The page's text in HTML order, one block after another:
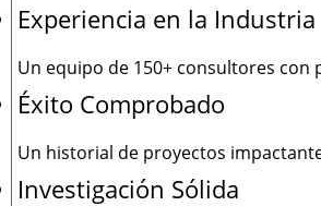
Experiencia en la Industria
Un equipo de 150+ consultores con
Éxito Comprobado
Un historial de proyectos
Investigación Sólida